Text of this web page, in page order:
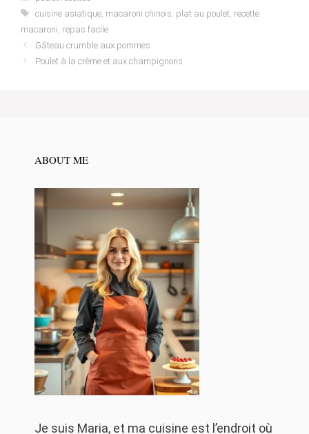
Tags
cuisine asiatique, macaroni chinois plat au poulet, recette
macaroni repas facile
Gâteau crumble aux pommes
Poulet à la crème et aux champignons
ABOUT ME
Je suis Maria, et ma cuisine est l’endroit où